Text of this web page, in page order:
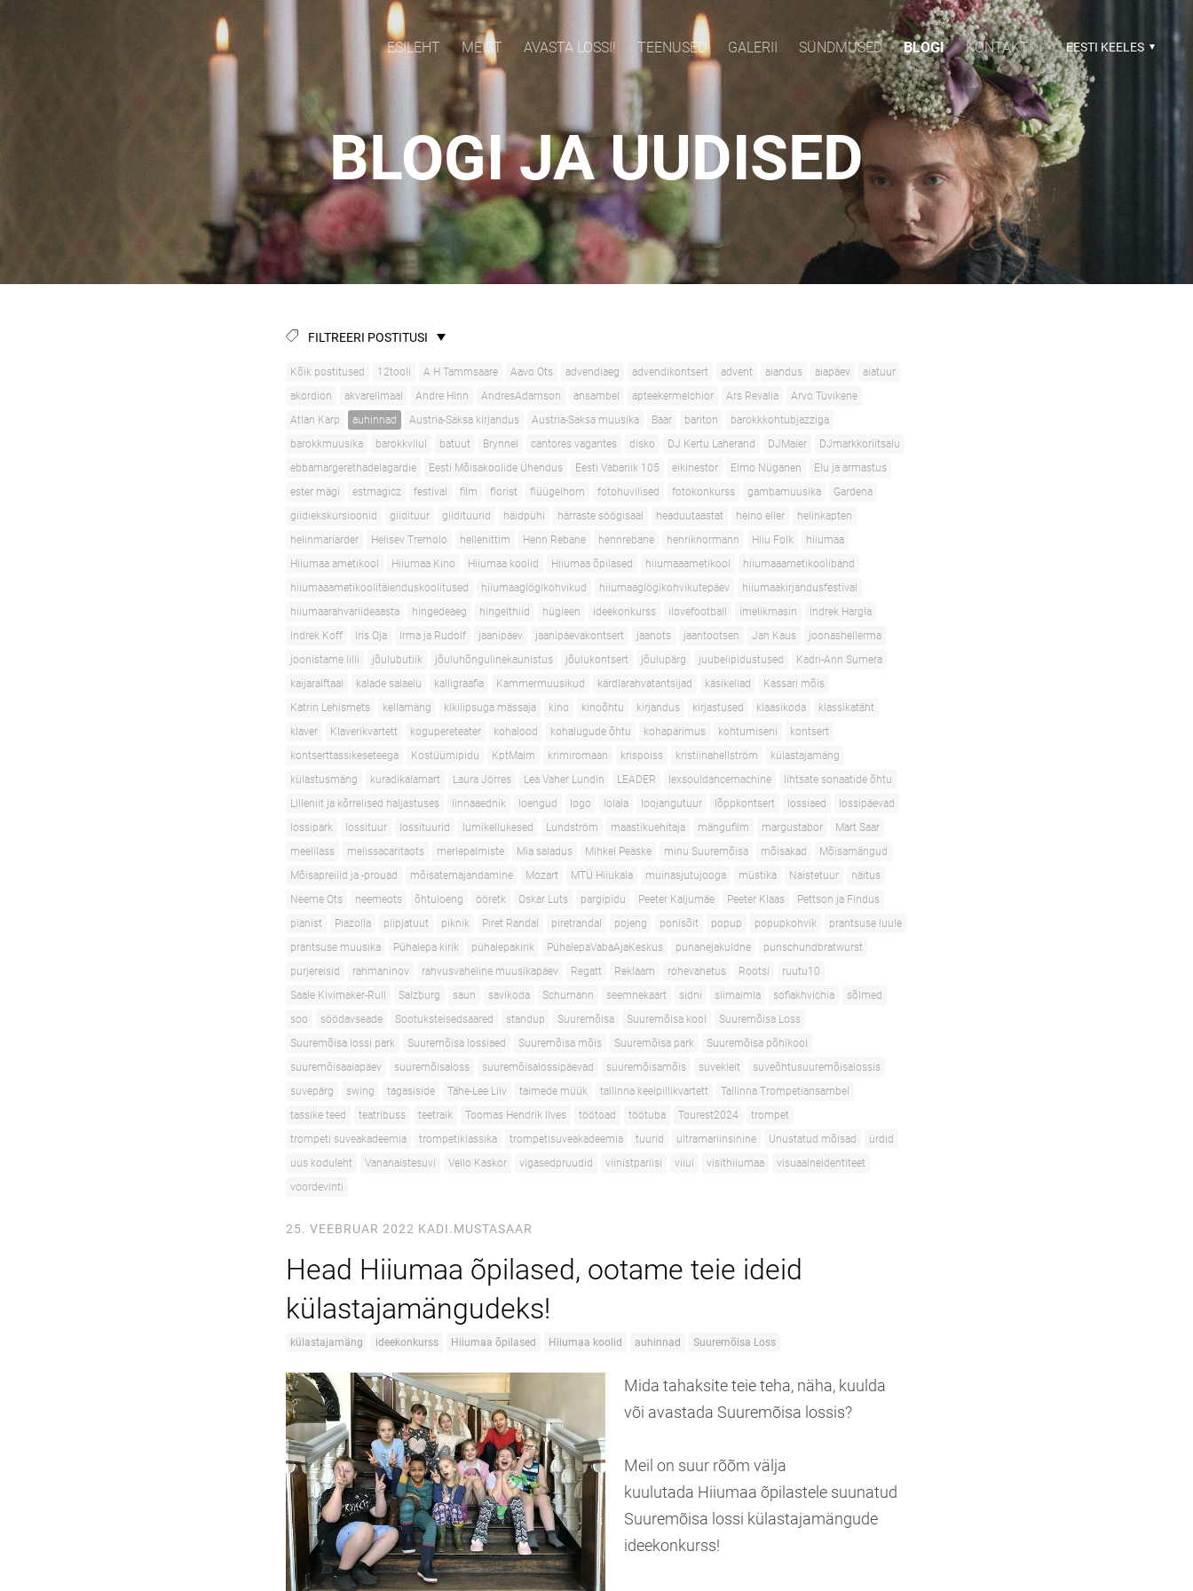
ESILEHT MEIST AVASTA LOSSI! TEENUSED GALERII SÜNDMUSED BLOGI KONTAKT EESTI KEELES
BLOGI JA UUDISED
FILTREERI POSTITUSI
Kõik postitused 12tooli A H Tammsaare Aavo Ots advendiaeg advendikontsert advent aiandus aiapäev
aiatuur
akordion
akvarellmaal Andre Hinn AndresAdamson ansambel apteekermelchior Ars Revalia
Arvo Tuvikene
Atlan Karp
auhinnad Austria-Saksa kirjandus Austria-Saksa muusika Baar bariton
barokkkohtubjazziga
barokkmuusika
barokkviiul batuut Brynnel cantores vagantes disko DJ Kertu Laherand DJMaier
DJmarkkoriitsalu
ebbamargerethadelagardie
Eesti Mõisakoolide Ühendus Eesti Vabariik 105 eikinestor Elmo Nüganen
Elu ja armastus
ester mägi
estmagicz festival film florist flüügelhorn fotohuvilised fotokonkurss gambamuusika
Gardena
giidiekskursioonid
giidituur giidituurid häidpühi härraste söögisaal headuutaastat heino eller
helinkapten
helinmariarder
Helisev Tremolo hellenittim Henn Rebane hennrebane henriknormann Hiiu Folk
hiiumaa
Hiiumaa ametikool
Hiiumaa Kino Hiiumaa koolid Hiiumaa õpilased hiiumaaametikool
hiiumaaametikoolibänd
hiiumaaametikoolitäienduskoolitused
hiiumaaglögikohvikud hiiumaaglögikohvikutepäev
hiiumaakirjandusfestival
hiiumaarahvariideaasta
hingedeaeg hingelthiid hügieen ideekonkurss ilovefootball imelikmasin
Indrek Hargla
Indrek Koff
Iris Oja Irma ja Rudolf jaanipäev jaanipäevakontsert jaanots jaantootsen Jan Kaus
joonashellerma
joonistame lilli
jõulubutiik jõuluhõngulinekaunistus jõulukontsert jõulupärg juubelipidustused
Kadri-Ann Sumera
kaijaralftaal
kalade salaelu kalligraafia Kammermuusikud kärdlarahvatantsijad käsikellad
Kassari mõis
Katrin Lehismets
kellamäng kikilipsuga mässaja kino kinoõhtu kirjandus kirjastused klaasikoda
klassikatäht
klaver
Klaverikvartett kogupereteater kohalood kohalugude õhtu kohapärimus kohtumiseni
kontsert
kontserttassikeseteega
Kostüümipidu KptMalm krimiromaan krispoiss kristiinahellström
külastajamäng
külastusmäng
kuradikalamart Laura Jörres Lea Vaher Lundin LEADER lexsouldancemachine
lihtsate sonaatide õhtu
Lilleniit ja kõrrelised haljastuses
linnaaednik loengud logo lolala loojangutuur lõppkontsert lossiaed
lossipäevad
lossipark
lossituur lossituurid lumikellukesed Lundström maastikuehitaja mängufilm margustabor
Mart Saar
meelilass
melissacaritaots merlepalmiste Mia saladus Mihkel Peäske minu Suuremõisa mõisakad
Mõisamängud
Mõisapreilid ja -prouad
mõisatemajandamine Mozart MTÜ Hiiukala muinasjutujooga müstika Naistetuur
näitus
Neeme Ots
neemeots õhtuloeng ööretk Oskar Luts pargipidu Peeter Kaljumäe Peeter Klaas
Pettson ja Findus
pianist
Piazolla piipjatuut piknik Piret Randal piretrandal pojeng ponisõit popup popupkohvik
prantsuse luule
prantsuse muusika
Pühalepa kirik pühalepakirik PühalepaVabaAjaKeskus punanejakuldne
punschundbratwurst
purjereisid
rahmaninov rahvusvaheline muusikapäev Regatt Reklaam rohevahetus Rootsi
ruutu10
Saale Kivimaker-Rull
Salzburg saun savikoda Schumann seemnekaart sidni siimaimla sofiakhvichia
sõlmed
soo
söödavseade Sootuksteisedsaared standup Suuremõisa Suuremõisa kool
Suuremõisa Loss
Suuremõisa lossi park
Suuremõisa lossiaed Suuremõisa mõis Suuremõisa park
Suuremõisa põhikool
suuremõisaaiapäev
suuremõisaloss suuremõisalossipäevad suuremõisamõis suvekleit
suveõhtusuuremõisalossis
suvepärg
swing tagasiside Tähe-Lee Liiv taimede müük tallinna keelpillikvartett
Tallinna Trompetiansambel
tassike teed
teatribuss teetraik Toomas Hendrik Ilves töötoad töötuba Tourest2024
trompet
trompeti suveakadeemia
trompetiklassika trompetisuveakadeemia tuurid ultramariinsinine Unustatud mõisad
ürdid
uus koduleht
Vananaistesuvi Vello Kaskor vigasedpruudid viinistpariisi viiul visithiiumaa
visuaalneidentiteet
voordevinti
25. VEEBRUAR 2022 KADI.MUSTASAAR
Head Hiiumaa õpilased, ootame teie ideid
külastajamängudeks!
külastajamäng ideekonkurss Hiiumaa õpilased Hiiumaa koolid auhinnad Suuremõisa Loss
Mida tahaksite teie teha, näha, kuulda
või avastada Suuremõisa lossis?
Meil on suur rõõm välja
kuulutada Hiiumaa õpilastele suunatud
Suuremõisa lossi külastajamängude
ideekonkurss!